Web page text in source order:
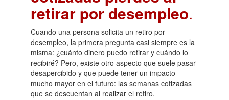
retirar por desempleo.
Cuando una persona solicita un retiro por
desempleo, la primera pregunta casi siempre es la
misma: ¿cuánto dinero puedo retirar y cuándo lo
recibiré? Pero, existe otro aspecto que suele pasar
desapercibido y que puede tener un impacto
mucho mayor en el futuro: las semanas cotizadas
que se descuentan al realizar el retiro.